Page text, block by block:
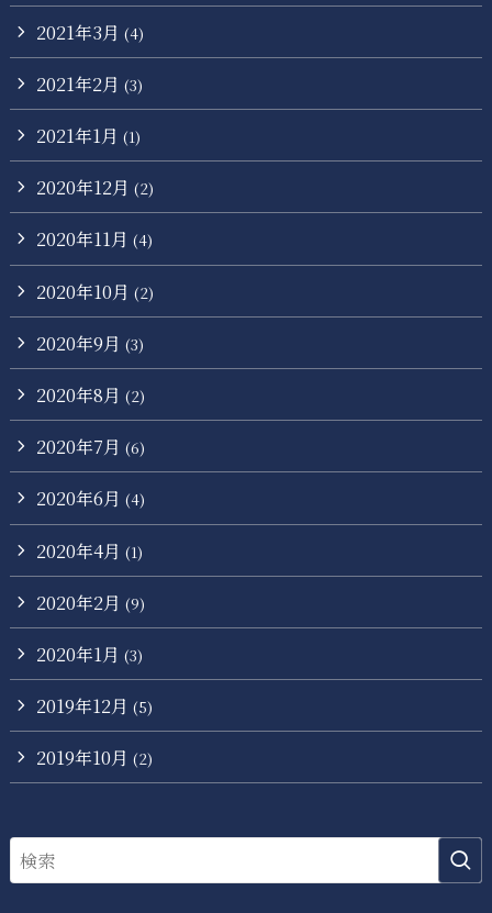
2021年3月 (4)
2021年2月 (3)
2021年1月 (1)
2020年12月 (2)
2020年11月 (4)
2020年10月 (2)
2020年9月 (3)
2020年8月 (2)
2020年7月 (6)
2020年6月 (4)
2020年4月 (1)
2020年2月 (9)
2020年1月 (3)
2019年12月 (5)
2019年10月 (2)